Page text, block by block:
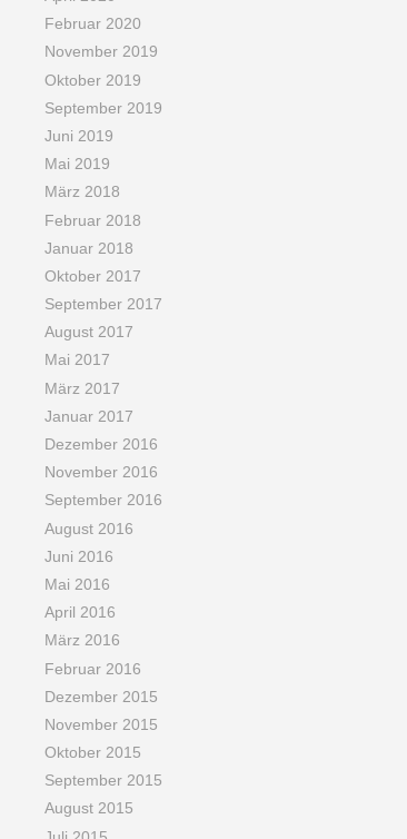
Februar 2020
November 2019
Oktober 2019
September 2019
Juni 2019
Mai 2019
März 2018
Februar 2018
Januar 2018
Oktober 2017
September 2017
August 2017
Mai 2017
März 2017
Januar 2017
Dezember 2016
November 2016
September 2016
August 2016
Juni 2016
Mai 2016
April 2016
März 2016
Februar 2016
Dezember 2015
November 2015
Oktober 2015
September 2015
August 2015